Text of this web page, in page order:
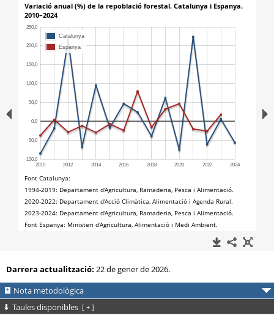
Darrera actualització: 22 de gener de 2026.
Nota metodològica
Taules disponibles [ + ]